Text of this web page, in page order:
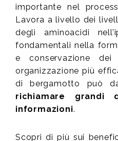
importante nel
Lavora a livello dei
degli aminoacidi
fondamentali nella
e conservazione
organizzazione più
di bergamotto può
richiamare
informazioni.
Scopri di più sui